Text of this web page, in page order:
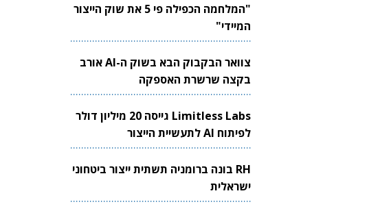
"המלחמה הכפילה פי 5 את שוק הייצור
המיידי"
צוואר הבקבוק הבא בשוק ה-AI אורב
בקצה שרשרת האספקה
Limitless Labs גייסה 20 מיליון דולר
לפיתוח AI לתעשיית הייצור
RH בונה ברומניה תשתית ייצור ביטחוני
ישראלית